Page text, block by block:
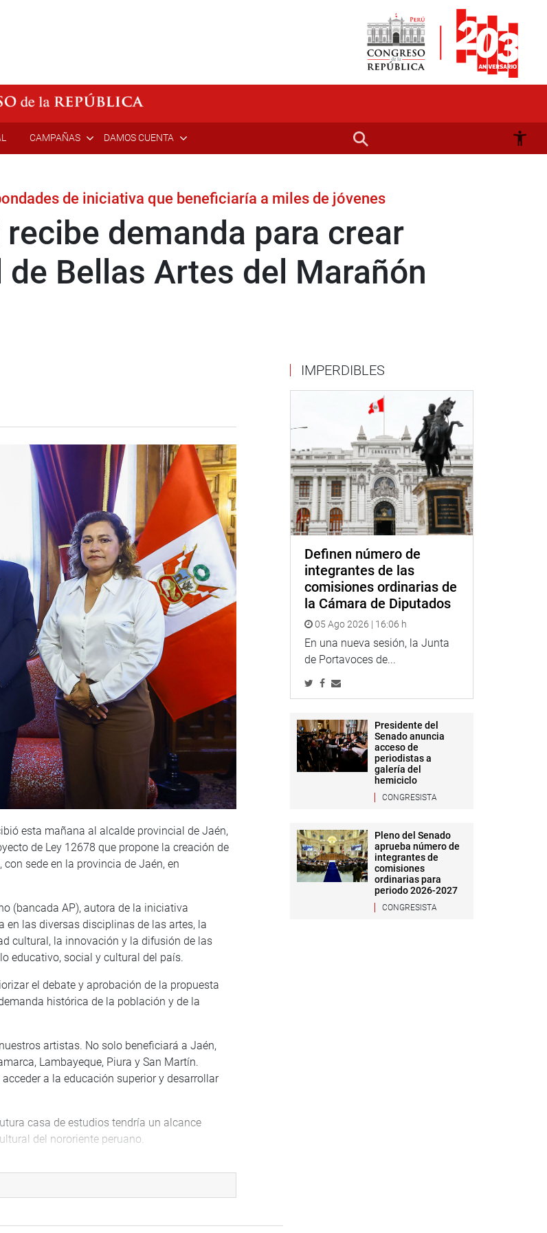
CAMPAÑAS DAMOS CUENTA
de iniciativa que beneficiaría a miles de jóvenes
demanda para crear
Bellas Artes del Marañón
esta mañana al alcalde provincial de Jaén,
de Ley 12678 que propone la creación de
sede en la provincia de Jaén, en
(bancada AP), autora de la iniciativa
en las diversas disciplinas de las artes, la
cultural, la innovación y la difusión de las
educativo, social y cultural del país.
el debate y aprobación de la propuesta
histórica de la población y de la
artistas. No solo beneficiará a Jaén,
Lambayeque, Piura y San Martín.
a la educación superior y desarrollar
casa de estudios tendría un alcance
del nororiente peruano.
a diversas provincias de Cajamarca,
puerta abierta para el desarrollo cultural de
IMPERDIBLES
Definen número de
integrantes de las
comisiones ordinarias de
la Cámara de Diputados
05 Ago 2026 | 16:06 h
En una nueva sesión, la Junta
de Portavoces de...
Presidente del
Senado anuncia
acceso de
periodistas a
galería del
hemiciclo
CONGRESISTA
Pleno del Senado
aprueba número de
integrantes de
comisiones
ordinarias para
periodo 2026-2027
CONGRESISTA